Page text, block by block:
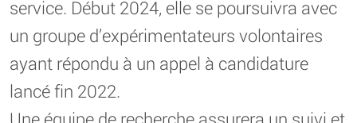
service. Début 2024, elle se poursuivra avec
un groupe d’expérimentateurs volontaires
ayant répondu à un appel à candidature
lancé fin 2022.